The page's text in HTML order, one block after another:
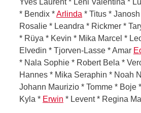
* Bendix *Arlinda * Titus *
Rosalie * Leandra * Rickmer *
* Rüya * Kevin * Mika Marcel *
Elvedin * Tjorven-Lasse * Amar
* Nala Sophie * Robert Bela *
Hannes * Mika Seraphin * Noah
Johann Maurizio * Tomme * Boje
Kyla * Erwin * Levent * Regina